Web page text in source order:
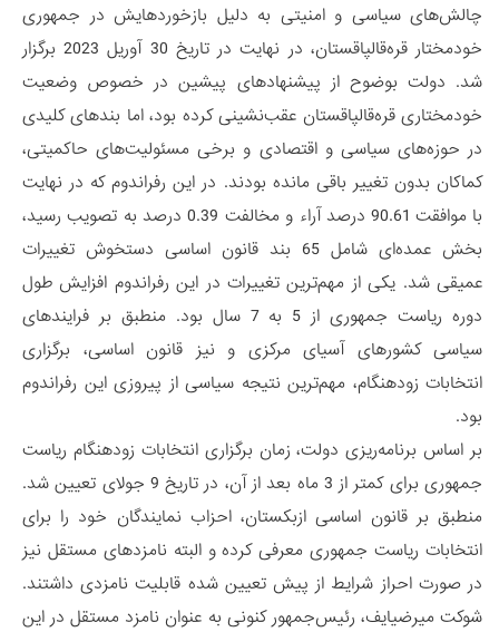
چالش‌های سیاسی و امنیتی به دلیل بازخوردهایش در جمهوری
خودمختار قره‌قالپاقستان، در نهایت در تاریخ 30 آوریل 2023 برگزار
شد. دولت بوضوح از پیشنهادهای پیشین در خصوص وضعیت
خودمختاری قره‌قالپاقستان عقب‌نشینی کرده بود، اما بندهای کلیدی
در حوزه‌های سیاسی و اقتصادی و برخی مسئولیت‌های حاکمیتی،
کماکان بدون تغییر باقی مانده بودند. در این رفراندوم که در نهایت
با موافقت 90.61 درصد آراء و مخالفت 0.39 درصد به تصویب رسید،
بخش عمده‌ای شامل 65 بند قانون اساسی دستخوش تغییرات
عمیقی شد. یکی از مهم‌ترین تغییرات در این رفراندوم افزایش طول
دوره ریاست جمهوری از 5 به 7 سال بود. منطبق بر فرایندهای
سیاسی کشورهای آسیای مرکزی و نیز قانون اساسی، برگزاری
انتخابات زودهنگام، مهم‌ترین نتیجه سیاسی از پیروزی این رفراندوم
بود.
بر اساس برنامه‌ریزی دولت، زمان برگزاری انتخابات زودهنگام ریاست
جمهوری برای کمتر از 3 ماه بعد از آن، در تاریخ 9 جولای تعیین شد.
منطبق بر قانون اساسی ازبکستان، احزاب نمایندگان خود را برای
انتخابات ریاست جمهوری معرفی کرده و البته نامزدهای مستقل نیز
در صورت احراز شرایط از پیش تعیین شده قابلیت نامزدی داشتند.
شوکت میرضیایف، رئیس‌جمهور کنونی به عنوان نامزد مستقل در این